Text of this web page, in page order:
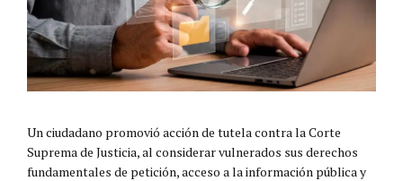
Un ciudadano promovió acción de tutela contra la Corte
Suprema de Justicia, al considerar vulnerados sus derechos
fundamentales de petición, acceso a la información pública y